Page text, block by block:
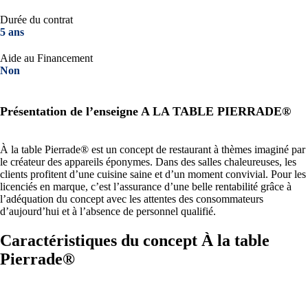
Durée du contrat
5 ans
Aide au Financement
Non
Présentation de l’enseigne A LA TABLE PIERRADE®
À la table Pierrade® est un concept de restaurant à thèmes imaginé par
le créateur des appareils éponymes. Dans des salles chaleureuses, les
clients profitent d’une cuisine saine et d’un moment convivial. Pour les
licenciés en marque, c’est l’assurance d’une belle rentabilité grâce à
l’adéquation du concept avec les attentes des consommateurs
d’aujourd’hui et à l’absence de personnel qualifié.
Caractéristiques du concept À la table
Pierrade®